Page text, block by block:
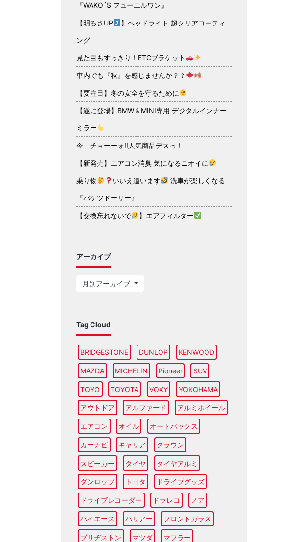
『WAKO´S フューエルワン』
【明るさUP 】ヘッドライト 超クリアコーティ
ング
見た目もすっきり！ETCブラケット
車内でも『秋』を感じませんか？？
【要注目】冬の安全を守るために
【遂に登場】BMW＆MINI専用 デジタルインナー
ミラー
今、チョーーォ!!人気商品デスっ！
【新発売】エアコン消臭 気になるニオイに
乗り物 いいえ違います 洗車が楽しくなる
『バケツドーリー』
【交換忘れないで 】エアフィルター
アーカイブ
月別アーカイブ
Tag Cloud
BRIDGESTONE DUNLOP KENWOOD
MAZDA MICHELIN Pioneer SUV
TOYO TOYOTA VOXY YOKOHAMA
アウトドア アルファード アルミホイール
エアコン オイル オートバックス
カーナビ キャリア クラウン
スピーカー タイヤ タイヤアルミ
ダンロップ トヨタ ドライブグッズ
ドライブレコーダー ドラレコ ノア
ハイエース ハリアー フロントガラス
ブリヂストン マツダ マフラー